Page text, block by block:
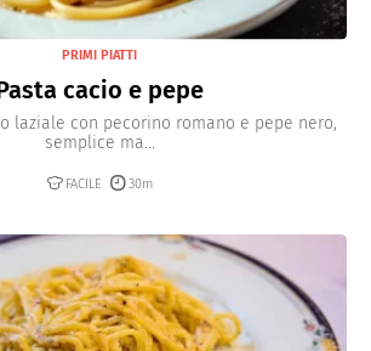
PRIMI PIATTI
cacio e pepe
laziale con pecorino romano e pepe nero,
semplice ma...
FACILE 30m